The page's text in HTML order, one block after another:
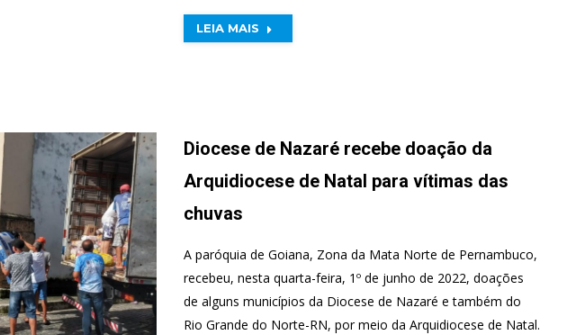
LEIA MAIS
Diocese de Nazaré recebe doação da
Arquidiocese de Natal para vítimas das
chuvas
A paróquia de Goiana, Zona da Mata Norte de Pernambuco,
recebeu, nesta quarta-feira, 1º de junho de 2022, doações
de alguns municípios da Diocese de Nazaré e também do
Rio Grande do Norte-RN, por meio da Arquidiocese de Natal.